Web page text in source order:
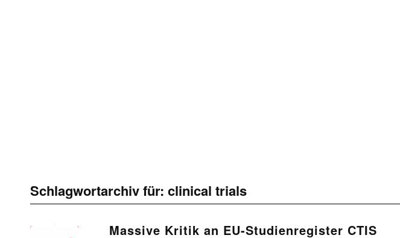
Schlagwortarchiv für: clinical trials
Massive Kritik an EU-Studienregister CTIS